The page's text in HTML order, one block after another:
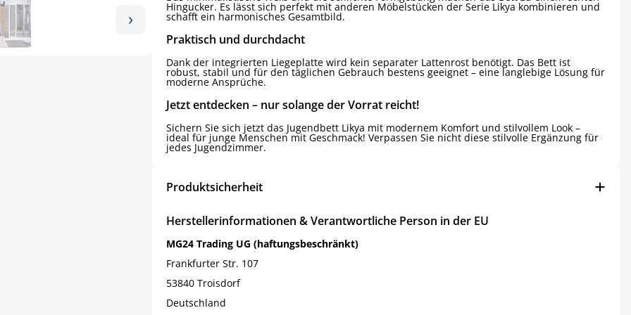
› Hingucker. Es lässt sich perfekt mit anderen Möbelstücken der Serie Likya kombinieren und
schafft ein harmonisches Gesamtbild.
Praktisch und durchdacht
Dank der integrierten Liegeplatte wird kein separater Lattenrost benötigt. Das Bett ist
robust, stabil und für den täglichen Gebrauch bestens geeignet – eine langlebige Lösung für
moderne Ansprüche.
Jetzt entdecken – nur solange der Vorrat reicht!
Sichern Sie sich jetzt das Jugendbett Likya mit modernem Komfort und stilvollem Look –
ideal für junge Menschen mit Geschmack! Verpassen Sie nicht diese stilvolle Ergänzung für
jedes Jugendzimmer.
Produktsicherheit
Herstellerinformationen & Verantwortliche Person in der EU
MG24 Trading UG (haftungsbeschränkt)
Frankfurter Str. 107
53840 Troisdorf
Deutschland